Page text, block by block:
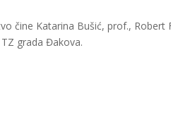
čine Katarina Bušić, prof., Robert
grada Đakova.